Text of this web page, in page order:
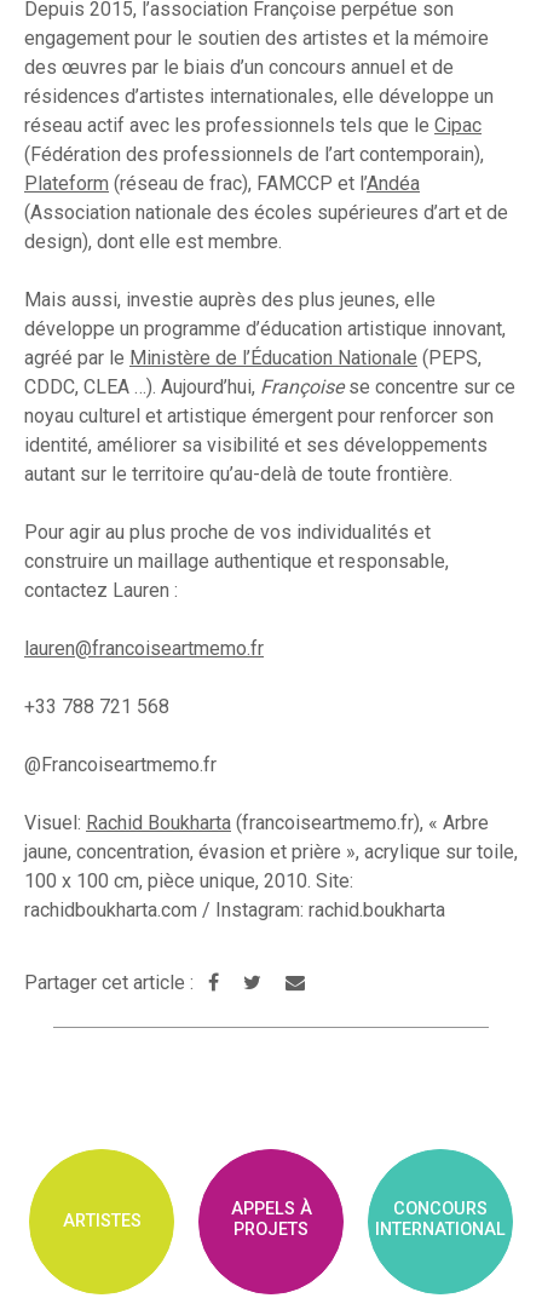
Depuis 2015, l’association Françoise perpétue son
engagement pour le soutien des artistes et la mémoire
des œuvres par le biais d’un concours annuel et de
résidences d’artistes internationales, elle développe un
réseau actif avec les professionnels tels que le Cipac
(Fédération des professionnels de l’art contemporain),
Plateform (réseau de frac), FAMCCP et l’Andéa
(Association nationale des écoles supérieures d’art et de
design), dont elle est membre.
Mais aussi, investie auprès des plus jeunes, elle
développe un programme d’éducation artistique innovant,
agréé par le Ministère de l’Éducation Nationale (PEPS,
CDDC, CLEA …). Aujourd’hui, Françoisese concentre sur ce
noyau culturel et artistique émergent pour renforcer son
identité, améliorer sa visibilité et ses développements
autant sur le territoire qu’au-delà de toute frontière.
Pour agir au plus proche de vos individualités et
construire un maillage authentique et responsable,
contactez Lauren :
lauren@francoiseartmemo.fr
+33 788 721 568
@Francoiseartmemo.fr
Visuel: Rachid Boukharta (francoiseartmemo.fr), « Arbre
jaune, concentration, évasion et prière », acrylique sur toile,
100 x 100 cm, pièce unique, 2010. Site:
rachidboukharta.com / Instagram: rachid.boukharta
Partager cet article :
ARTISTES
APPELS À
PROJETS
CONCOURS
INTERNATIONAL